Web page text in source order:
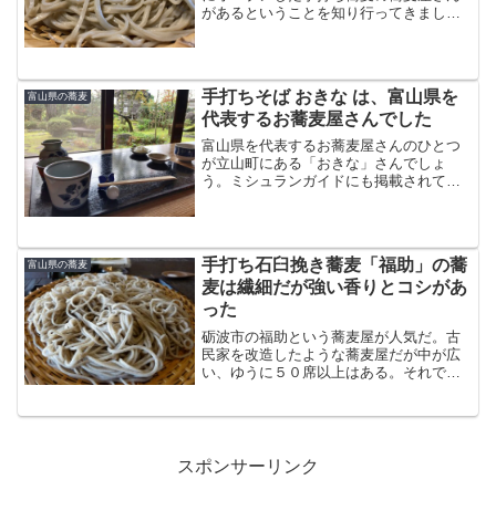
があるということを知り行ってきまし
した。ざる蕎麦は８５０...
富山県の蕎麦
手打ちそば おきな は、富山県を
代表するお蕎麦屋さんでした
富山県を代表するお蕎麦屋さんのひとつ
が立山町にある「おきな」さんでしょ
う。ミシュランガイドにも掲載されてい
えられた庭を見ながらお蕎麦...
富山県の蕎麦
手打ち石臼挽き蕎麦「福助」の蕎
麦は繊細だが強い香りとコシがあ
った
砺波市の福助という蕎麦屋が人気だ。古
民家を改造したような蕎麦屋だが中が広
い、ゆうに５０席以上はある。それでも
スポンサーリンク